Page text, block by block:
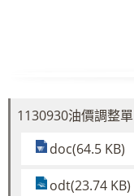
1130930油價調整單
doc(64.5 KB)
odt(23.74 KB)